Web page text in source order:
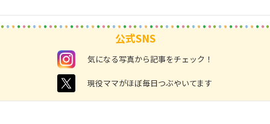
公式SNS
instagram 気になる写真から記事をチェック！
twitter 現役ママがほぼ毎日つぶやいてます